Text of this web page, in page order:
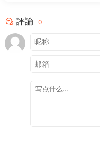
評論 0